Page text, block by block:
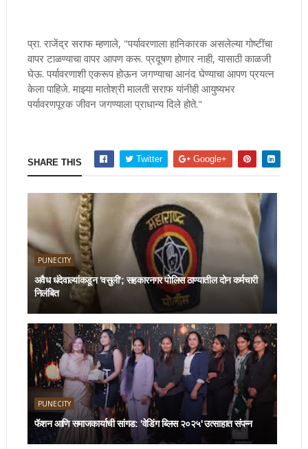
प्रा. राजेंद्र सराफ म्हणाले, "पर्यावरणाला हानिकारक असलेल्या गोष्टींचा
वापर टाळण्याचा वापर आपण करू. प्रदूषण होणार नाही, यासाठी काळजी
घेऊ. पर्यावरणाशी एकरूप होऊन जगण्याचा आनंद घेण्याचा आपण प्रयत्न
केला पाहिजे. माझ्या मातोश्री मालती सराफ यांनीही आयुष्यभर
पर्यावरणपूरक जीवन जगण्याला प्राधान्य दिले होते."
SHARE THIS Twitter Google+
PUNECITY
अवैध धंदेवाल्यांकडून 'वसुली'; सहकारनगर पोलिस ठाण्यातील दोन कर्मचारी
निलंबित
PUNECITY
फॅशन आणि समाजकार्याची सांगड: 'वेडिंग ब्लिस २०२५' उत्साहात संपन्न